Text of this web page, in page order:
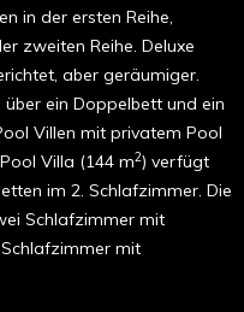
in der ersten Reihe,
zweiten Reihe. Deluxe
aber geräumiger.
über ein Doppelbett und ein
Villen mit privatem Pool
Villa (144 m2) verfügt
im 2. Schlafzimmer. Die
Schlafzimmer mit
mit